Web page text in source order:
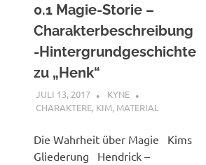
0.1 Magie-Storie –
Charakterbeschreibung
-Hintergrundgeschichte
zu „Henk“
JULI 13, 2017
KYNE
CHARAKTERE, KIM, MATERIAL
Die Wahrheit über Magie Kims
Gliederung Hendrick –